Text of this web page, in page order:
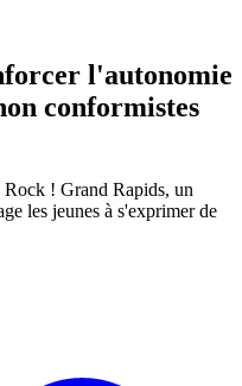
l'autonomie
conformistes
! Grand Rapids, un
les jeunes à s'exprimer de